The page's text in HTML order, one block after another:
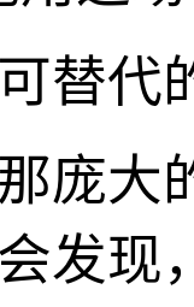
替代
庞大
发现